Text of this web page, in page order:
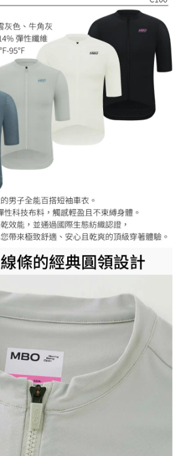
support/home
限公司提供之「AFTEE先享後付」服務完成之交
內提供個人資料，並將交易相關給付款項請求債
公司。
，請瀏覽以下網址：
徵得法定代理人或監護人之同意方可使用
經同意申辦者引起之損失，本公司不負相關責
」時，將依據個別帳號之用戶狀況，依本公司即
；若仍有額度不足之情形，本公司將視審查結果
或使用他人資訊註冊。若發現惡意使用之情形，
權停止該用戶之使用額度並採取法律行動。